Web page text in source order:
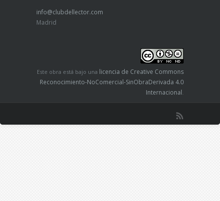
info@clubdellector.com
Madrid
Este obra está bajo una licencia de Creative Commons
Reconocimiento-NoComercial-SinObraDerivada 4.0
Internacional